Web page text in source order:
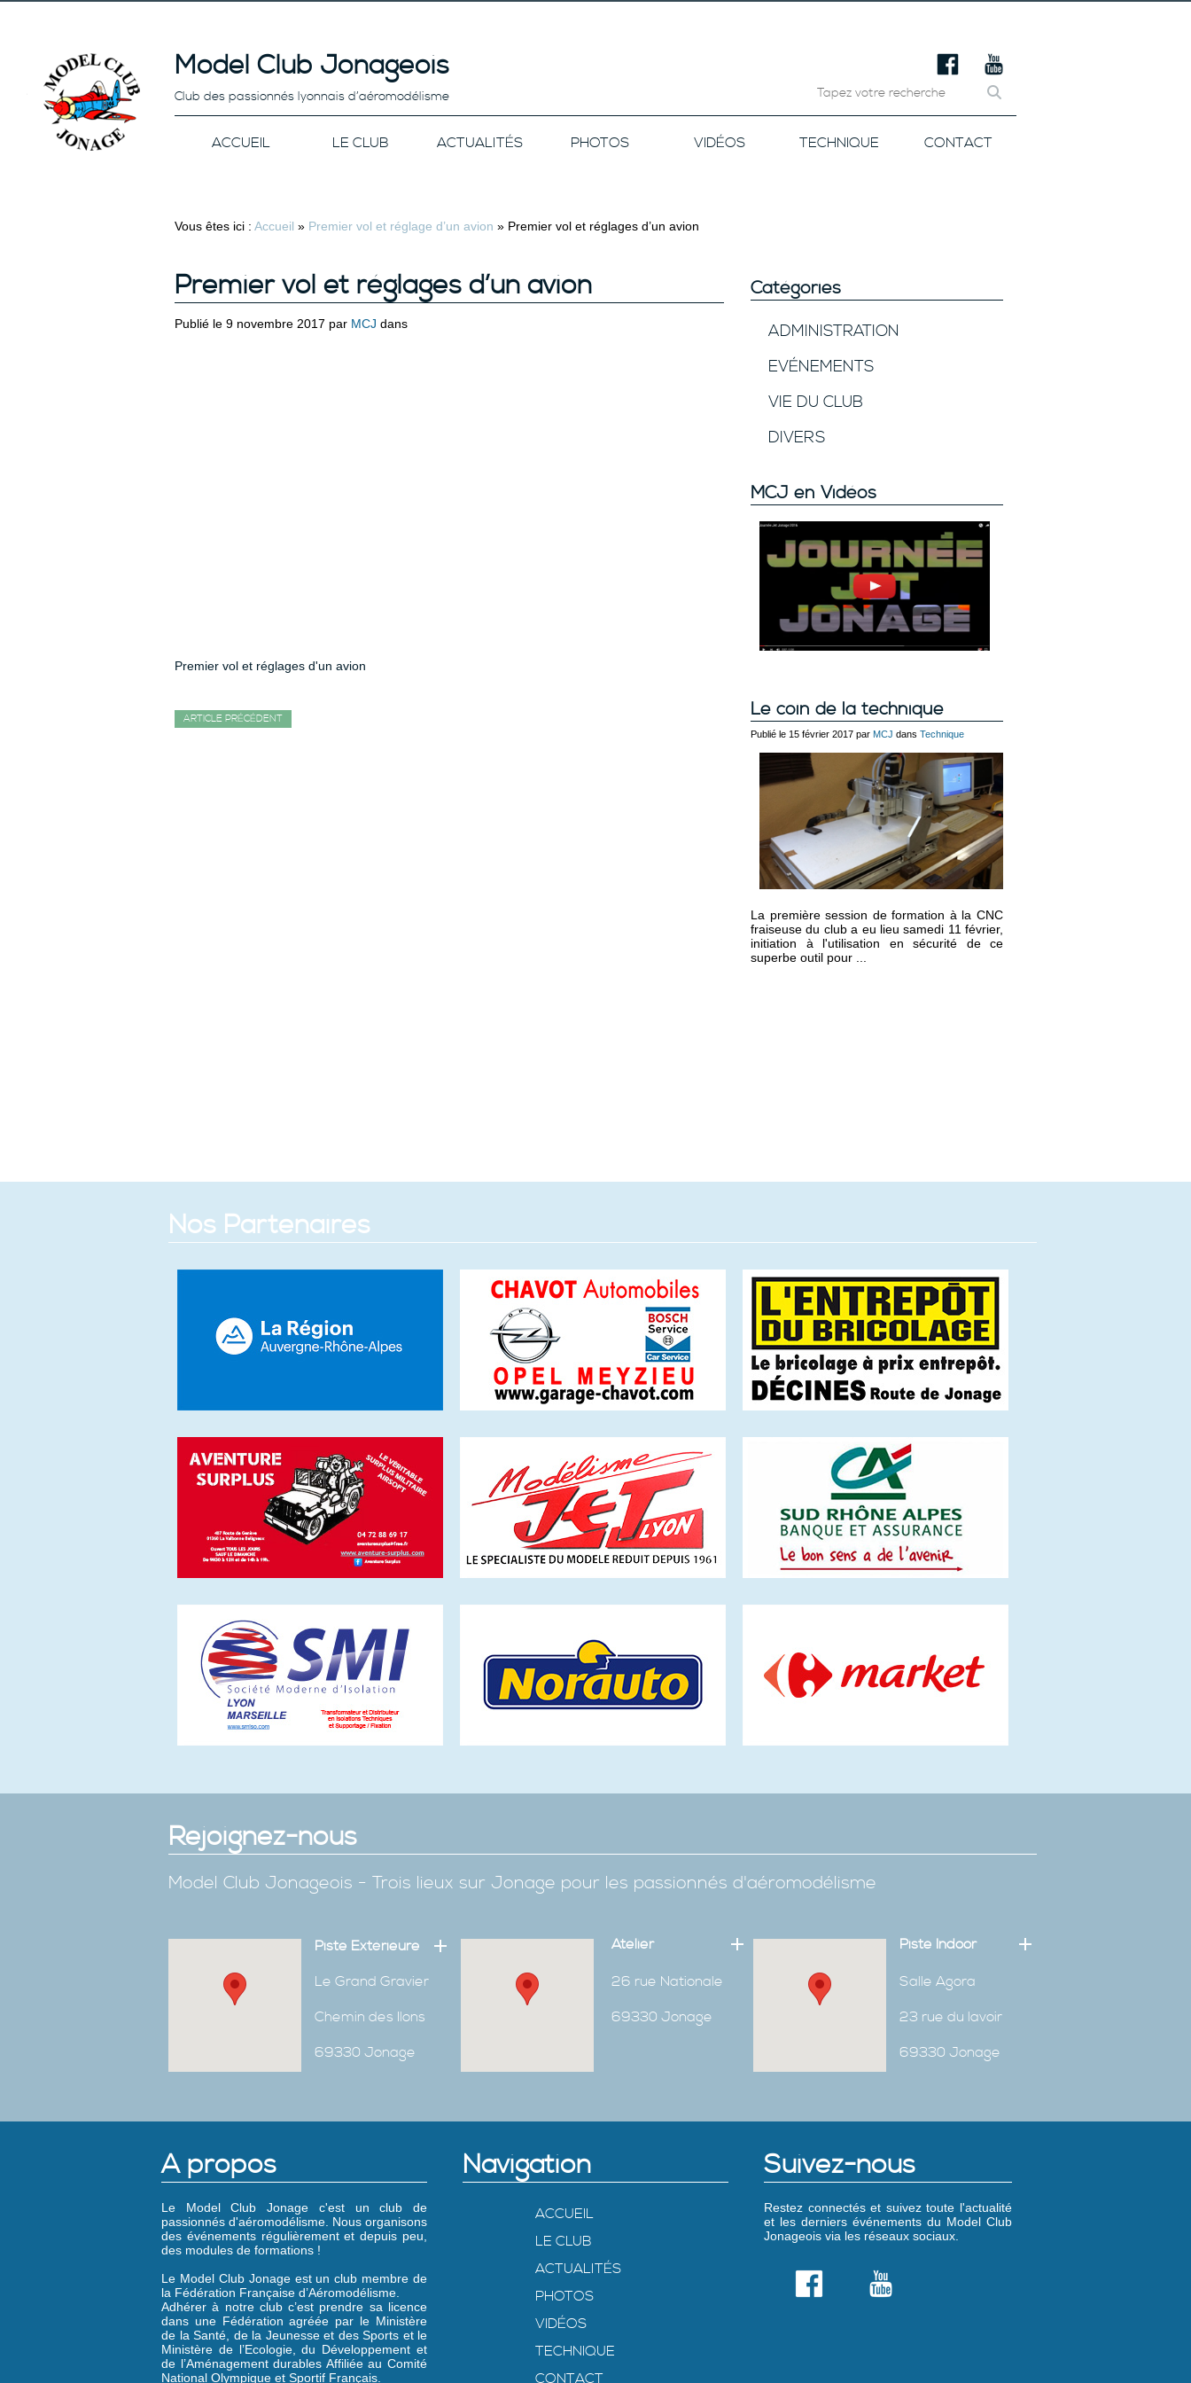
Model Club Jonageois
Club des passionnés lyonnais d’aéromodélisme
ACCUEIL LE CLUB ACTUALITÉS PHOTOS VIDÉOS TECHNIQUE CONTACT
Vous êtes ici : Accueil » Premier vol et réglage d’un avion » Premier vol et réglages d’un avion
Premier vol et réglages d’un avion
Publié le 9 novembre 2017 par MCJ dans
Premier vol et réglages d'un avion
ARTICLE PRÉCÉDENT
Catégories
ADMINISTRATION
EVÉNEMENTS
VIE DU CLUB
DIVERS
MCJ en Vidéos
Le coin de la technique
Publié le 15 février 2017 par MCJ dans Technique
La première session de formation à la CNC
fraiseuse du club a eu lieu samedi 11 février,
initiation à l'utilisation en sécurité de ce
superbe outil pour ...
Nos Partenaires
Rejoignez-nous
Model Club Jonageois - Trois lieux sur Jonage pour les passionnés d'aéromodélisme
Piste Extérieure
Le Grand Gravier
Chemin des Ilons
69330 Jonage
Atelier
26 rue Nationale
69330 Jonage
Piste Indoor
Salle Agora
23 rue du lavoir
69330 Jonage
A propos
Le Model Club Jonage c'est un club de
passionnés d'aéromodélisme. Nous organisons
des événements régulièrement et depuis peu,
des modules de formations !
Le Model Club Jonage est un club membre de
la Fédération Française d’Aéromodélisme.
Adhérer à notre club c’est prendre sa licence
dans une Fédération agréée par le Ministère
de la Santé, de la Jeunesse et des Sports et le
Ministère de l’Ecologie, du Développement et
de l’Aménagement durables Affiliée au Comité
National Olympique et Sportif Français.
Navigation
ACCUEIL
LE CLUB
ACTUALITÉS
PHOTOS
VIDÉOS
TECHNIQUE
CONTACT
Suivez-nous
Restez connectés et suivez toute l'actualité
et les derniers événements du Model Club
Jonageois via les réseaux sociaux.